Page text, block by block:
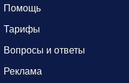
Помощь
Тарифы
Вопросы и ответы
Реклама